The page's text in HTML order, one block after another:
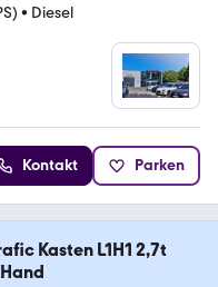
• Diesel
Kontakt Parken
Kasten L1H1 2,7t